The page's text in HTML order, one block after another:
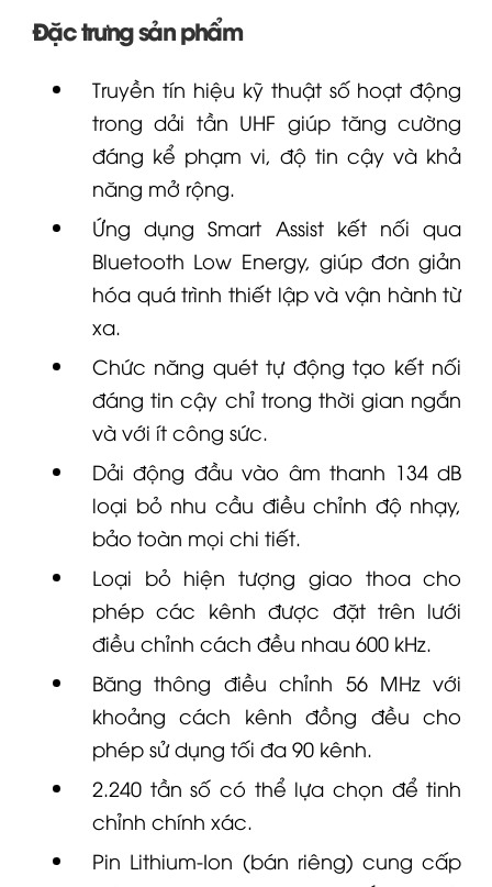
Đặc trưng sản phẩm
Truyền tín hiệu kỹ thuật số hoạt động
trong dải tần UHF giúp tăng cường
đáng kể phạm vi, độ tin cậy và khả
năng mở rộng.
Ứng dụng Smart Assist kết nối qua
Bluetooth Low Energy, giúp đơn giản
hóa quá trình thiết lập và vận hành từ
xa.
Chức năng quét tự động tạo kết nối
đáng tin cậy chỉ trong thời gian ngắn
và với ít công sức.
Dải động đầu vào âm thanh 134 dB
loại bỏ nhu cầu điều chỉnh độ nhạy,
bảo toàn mọi chi tiết.
Loại bỏ hiện tượng giao thoa cho
phép các kênh được đặt trên lưới
điều chỉnh cách đều nhau 600 kHz.
Băng thông điều chỉnh 56 MHz với
khoảng cách kênh đồng đều cho
phép sử dụng tối đa 90 kênh.
2.240 tần số có thể lựa chọn để tinh
chỉnh chính xác.
Pin Lithium-Ion (bán riêng) cung cấp